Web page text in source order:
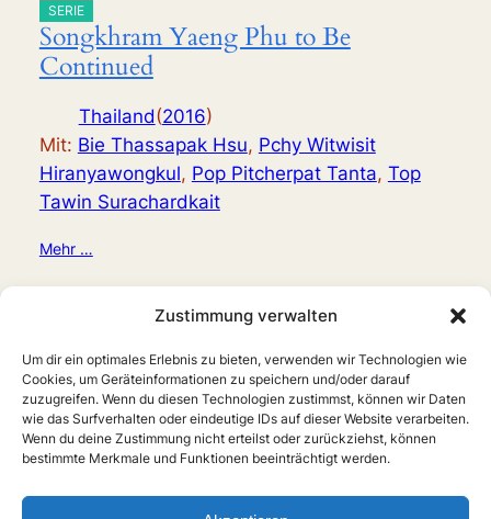
Zustimmung verwalten
Um dir ein optimales Erlebnis zu bieten, verwenden wir Technologien wie
Cookies, um Geräteinformationen zu speichern und/oder darauf
zuzugreifen. Wenn du diesen Technologien zustimmst, können wir Daten
wie das Surfverhalten oder eindeutige IDs auf dieser Website verarbeiten.
Wenn du deine Zustimmung nicht erteilst oder zurückziehst, können
bestimmte Merkmale und Funktionen beeinträchtigt werden.
SERIE
Songkhram Yaeng Phu to Be
Continued
Thailand(2016)
Mit: Bie Thassapak Hsu, Pchy Witwisit
Hiranyawongkul, Pop Pitcherpat Tanta, Top
Tawin Surachardkait
Mehr …